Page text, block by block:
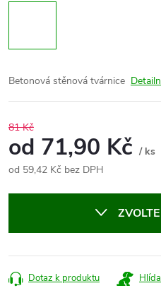
Betonová stěnová tvárnice
81 Kč
od 71,90 Kč / ks
od 59,42 Kč bez DPH
Dotaz k produktu